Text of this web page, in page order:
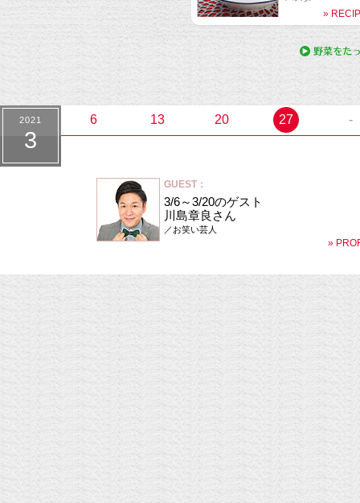
»
2021.2.13
榎本美沙 さん
2021
3
6 13 20 27 -
GUEST：
3/6～3/20のゲスト
川島章良さん
／お笑い芸人
»